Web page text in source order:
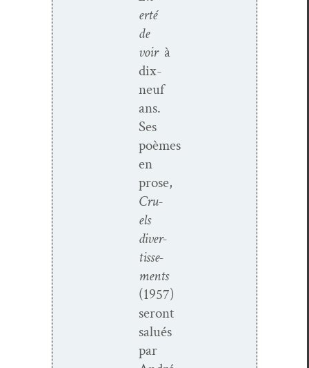
erté
de
voir à
dix-
neuf
ans.
Ses
poèmes
en
prose,
Cru­
els
diver­
tisse­
ments
(1957)
seront
salués
par